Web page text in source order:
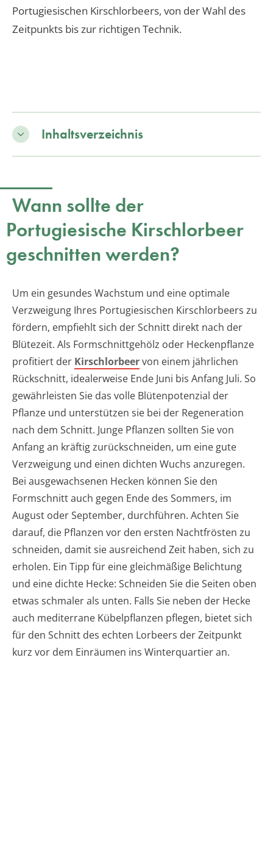
Portugiesischen Kirschlorbeers, von der Wahl des
Zeitpunkts bis zur richtigen Technik.
Inhaltsverzeichnis
Wann sollte der
Portugiesische Kirschlorbeer
geschnitten werden?
Um ein gesundes Wachstum und eine optimale
Verzweigung Ihres Portugiesischen Kirschlorbeers zu
fördern, empfiehlt sich der Schnitt direkt nach der
Blütezeit. Als Formschnittgehölz oder Heckenpflanze
profitiert der Kirschlorbeervon einem jährlichen
Rückschnitt, idealerweise Ende Juni bis Anfang Juli. So
gewährleisten Sie das volle Blütenpotenzial der
Pflanze und unterstützen sie bei der Regeneration
nach dem Schnitt. Junge Pflanzen sollten Sie von
Anfang an kräftig zurückschneiden, um eine gute
Verzweigung und einen dichten Wuchs anzuregen.
Bei ausgewachsenen Hecken können Sie den
Formschnitt auch gegen Ende des Sommers, im
August oder September, durchführen. Achten Sie
darauf, die Pflanzen vor den ersten Nachtfrösten zu
schneiden, damit sie ausreichend Zeit haben, sich zu
erholen. Ein Tipp für eine gleichmäßige Belichtung
und eine dichte Hecke: Schneiden Sie die Seiten oben
etwas schmaler als unten. Falls Sie neben der Hecke
auch mediterrane Kübelpflanzen pflegen, bietet sich
für den Schnitt des echten Lorbeers der Zeitpunkt
kurz vor dem Einräumen ins Winterquartier an.